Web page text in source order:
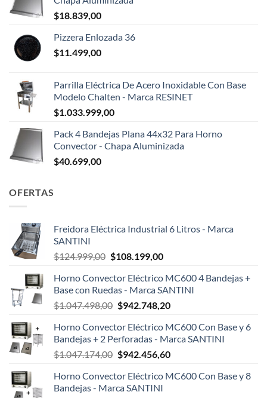
$18.839,00
Pizzera Enlozada 36
$11.499,00
Parrilla Eléctrica De Acero Inoxidable Con Base
Modelo Chalten - Marca RESINET
$1.033.999,00
Pack 4 Bandejas Plana 44x32 Para Horno
Convector - Chapa Aluminizada
$40.699,00
OFERTAS
Freidora Eléctrica Industrial 6 Litros - Marca
SANTINI
$124.999,00 El
original
era:
$124.999,00.
$108.199,00El
actual
es:
$108.199,00.
Horno Convector Eléctrico MC600 4 Bandejas +
Base con Ruedas - Marca SANTINI
$1.047.498,00 El
original
era:
$1.047.498,00.
$942.748,20El
actual
es:
$942.748,20.
Horno Convector Eléctrico MC600 Con Base y 6
Bandejas + 2 Perforadas - Marca SANTINI
$1.047.174,00 El
original
era:
$942.456,60El
actual
Horno Convector Eléctrico MC600 Con Base y 8
Bandejas - Marca SANTINI